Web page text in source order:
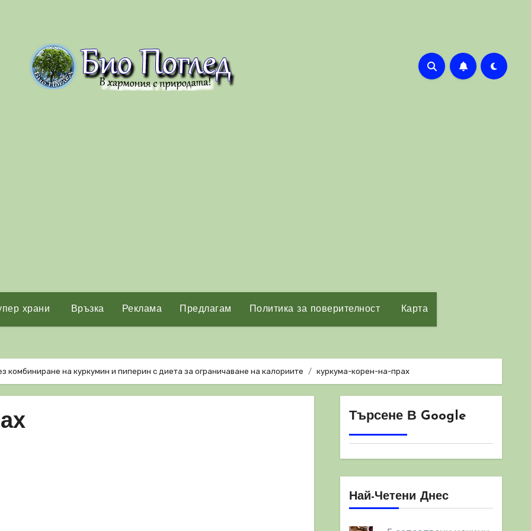
храни Връзка Реклама Предлагам Политика за поверителност Карта
комбиниране на куркумин и пиперин с диета за ограничаване на калориите куркума-корен-на-прах
Търсене В Google
Най-Четени Днес